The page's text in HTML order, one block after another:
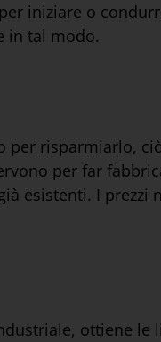
iniziare o
in tal modo.
risparmiarlo,
per far
esistenti. I prezzi
ottiene le